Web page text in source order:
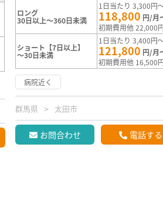
ロング
30日以上～360日未満
1日当たり 3,300円
118,800 円/月
初期費用他 22,000
ショート【7日以上】
～30日未満
1日当たり 3,400円
121,800 円/月
初期費用他 16,500
病院近く
群馬県 太田市
お問合わせ 電話する